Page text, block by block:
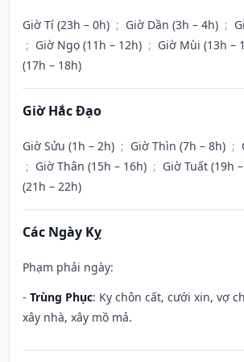
Giờ Tí (23h – 0h) ; Giờ Dần (3h – 4h) ;
; Giờ Ngọ (11h – 12h) ; Giờ Mùi (13h –
(17h – 18h)
Giờ Hắc Đạo
Giờ Sửu (1h – 2h) ; Giờ Thìn (7h – 8h) ;
; Giờ Thân (15h – 16h) ; Giờ Tuất (19h
(21h – 22h)
Các Ngày Kỵ
Phạm phải ngày:
- Trùng Phục: Kỵ chôn cất, cưới xin, vợ
xây nhà, xây mồ mả.